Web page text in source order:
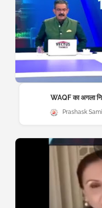
WAQF का अगला
Prashask